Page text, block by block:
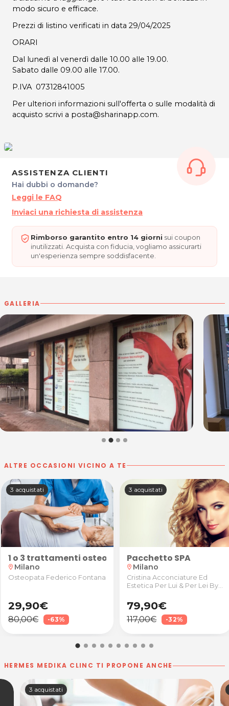
modo sicuro e efficace.
Prezzi di listino verificati in data 29/04/2025
ORARI
Dal lunedì al venerdì dalle 10.00 alle 19.00.
Sabato dalle 09.00 alle 17.00.
P.IVA 07312841005
Per ulteriori informazioni sull'offerta o sulle modalità di
acquisto scrivi a posta@sharinapp.com.
ASSISTENZA CLIENTI
Hai dubbi o domande?
Leggi le FAQ
Inviaci una richiesta di assistenza
Rimborso garantito entro 14 giorni sui coupon
inutilizzati. Acquista con fiducia, vogliamo assicurarti
un'esperienza sempre soddisfacente.
GALLERIA
ALTRE OCCASIONI VICINO A TE
del benessere
45 minuti presso Valeriana Estetica
3 acquistati
1 o 3 trattamenti osteopatici da 45 minuti presso
location_on Milano
Osteopata Federico Fontana
29,90€
80,00€ -63%
3 acquistati
Pacchetto SPA
location_on Milano
Cristina Acconciature Ed
Estetica Per Lui & Per Lei By
79,90€
117,00€ -32%
HERMES MEDIKA CLINC TI PROPONE ANCHE
3 acquistati